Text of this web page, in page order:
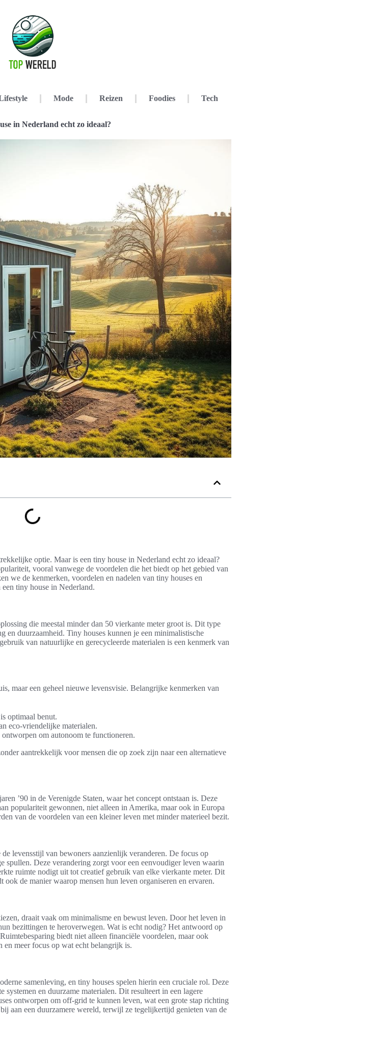
Mode Reizen Foodies Tech
in Nederland echt zo ideaal?
optie. Maar is een tiny house in Nederland echt zo ideaal?
vooral vanwege de voordelen die het biedt op het gebied van
we de kenmerken, voordelen en nadelen van tiny houses en
tiny house in Nederland.
die meestal minder dan 50 vierkante meter groot is. Dit type
en duurzaamheid. Tiny houses kunnen je een minimalistische
van natuurlijke en gerecycleerde materialen is een kenmerk van
maar een geheel nieuwe levensvisie. Belangrijke kenmerken van
optimaal benut.
eco-vriendelijke materialen.
om autonoom te functioneren.
aantrekkelijk voor mensen die op zoek zijn naar een alternatieve
’90 in de Verenigde Staten, waar het concept ontstaan is. Deze
populariteit gewonnen, niet alleen in Amerika, maar ook in Europa
van de voordelen van een kleiner leven met minder materieel bezit.
levensstijl van bewoners aanzienlijk veranderen. De focus op
spullen. Deze verandering zorgt voor een eenvoudiger leven waarin
ruimte nodigt uit tot creatief gebruik van elke vierkante meter. Dit
de manier waarop mensen hun leven organiseren en ervaren.
draait vaak om minimalisme en bewust leven. Door het leven in
bezittingen te heroverwegen. Wat is echt nodig? Het antwoord op
biedt niet alleen financiële voordelen, maar ook
en meer focus op wat echt belangrijk is.
samenleving, en tiny houses spelen hierin een cruciale rol. Deze
en duurzame materialen. Dit resulteert in een lagere
ontworpen om off-grid te kunnen leven, wat een grote stap richting
aan een duurzamere wereld, terwijl ze tegelijkertijd genieten van de